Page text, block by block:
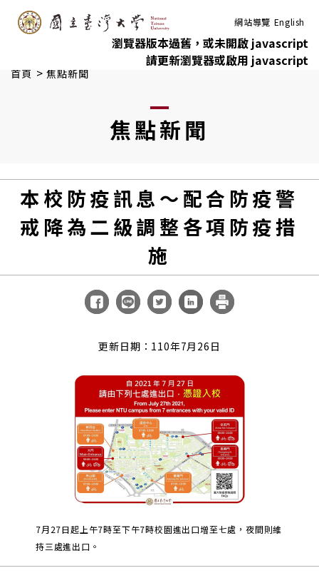
跳到主要內容 網站導覽 English
瀏覽器版本過舊，或未開啟 javascript
請更新瀏覽器或啟用 javascript
首頁 > 焦點新聞
焦點新聞
本校防疫訊息～配合防疫警
戒降為二級調整各項防疫措
施
更新日期：110年7月26日
7月27日起上午7時至下午7時校園進出口增至七處，夜間則維
持三處進出口。